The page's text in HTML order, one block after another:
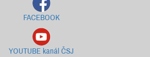
FACEBOOK
YOUTUBE kanál ČSJ